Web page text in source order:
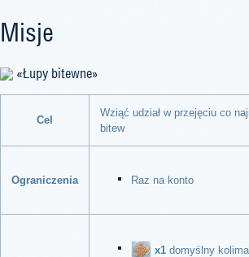
Misje
«Łupy bitewne»
Cel
Wziąć udział w przejęciu co
bitew
Ograniczenia Raz na konto
x1 domyślny